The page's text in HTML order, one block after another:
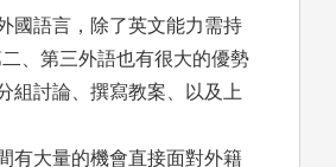
國語言，除了英文能力需持
、第三外語也有很大的優勢
組討論、撰寫教案、以及上
有大量的機會直接面對外籍